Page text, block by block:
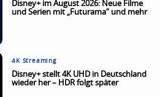
Disney+ im August 2026: Neue Filme
und Serien mit „Futurama“ und mehr
4K Streaming
Disney+ stellt 4K UHD in Deutschland
wieder her – HDR folgt später